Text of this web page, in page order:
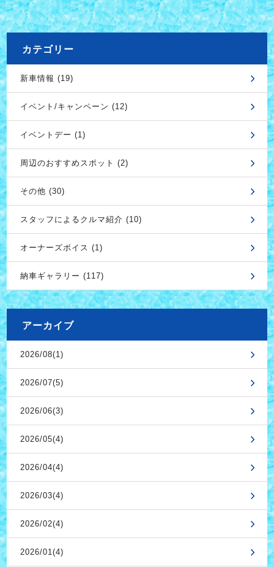
カテゴリー
新車情報 (19)
イベント/キャンペーン (12)
イベントデー (1)
周辺のおすすめスポット (2)
その他 (30)
スタッフによるクルマ紹介 (10)
オーナーズボイス (1)
納車ギャラリー (117)
アーカイブ
2026/08(1)
2026/07(5)
2026/06(3)
2026/05(4)
2026/04(4)
2026/03(4)
2026/02(4)
2026/01(4)